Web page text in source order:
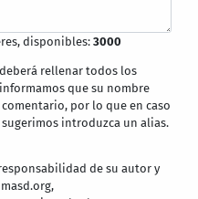
disponibles:3000
rellenar todos los
que su nombre
por lo que en caso
introduzca un alias.
de su autor y